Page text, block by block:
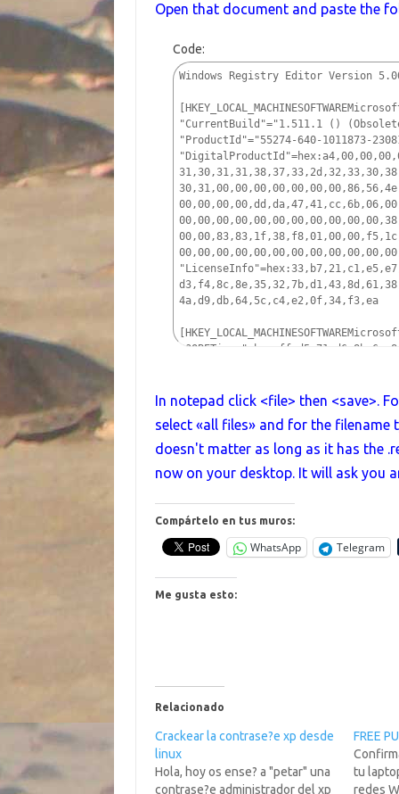
Open that document and paste the
Code:
Windows Registry Editor Version
"CurrentBuild"="1.511.1 ()
"ProductId"="55274-640-1011873-
4a,d9,db,64,5c,c4,e2,0f,34,f3,ea
In notepad click <file> then <save>.
select «all files» and for the filename
doesn't matter as long as it has the
now on your desktop. It will ask you
Compártelo en tus muros:
WhatsApp Telegram
Me gusta esto:
Relacionado
Crackear la contrase?e xp desde
linux
Hola, hoy os ense? a "petar" una
contrase?e administrador del xp
FREE
tu
redes